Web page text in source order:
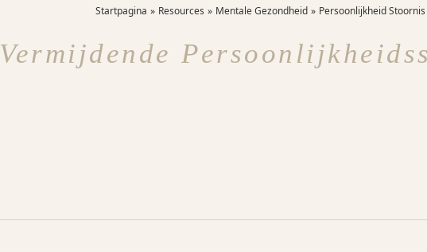
Startpagina Resources Mentale Gezondheid Persoonlijkheid Stoornis
Vermijdende